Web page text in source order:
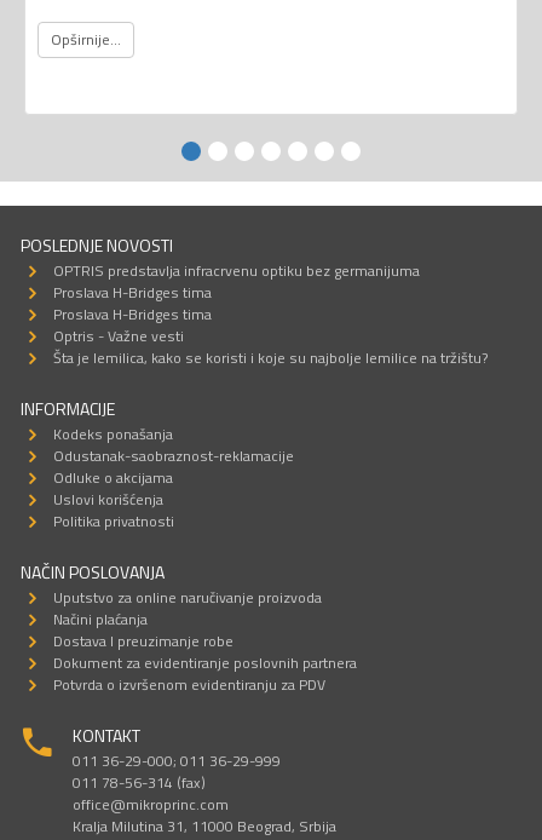
Opširnije...
POSLEDNJE NOVOSTI
OPTRIS predstavlja infracrvenu optiku bez germanijuma
Proslava H-Bridges tima
Proslava H-Bridges tima
Optris - Važne vesti
Šta je lemilica, kako se koristi i koje su najbolje lemilice na tržištu?
INFORMACIJE
Kodeks ponašanja
Odustanak-saobraznost-reklamacije
Odluke o akcijama
Uslovi korišćenja
Politika privatnosti
NAČIN POSLOVANJA
Uputstvo za online naručivanje proizvoda
Načini plaćanja
Dostava I preuzimanje robe
Dokument za evidentiranje poslovnih partnera
Potvrda o izvršenom evidentiranju za PDV
KONTAKT
011 36-29-000; 011 36-29-999
011 78-56-314 (fax)
office@mikroprinc.com
Kralja Milutina 31, 11000 Beograd, Srbija